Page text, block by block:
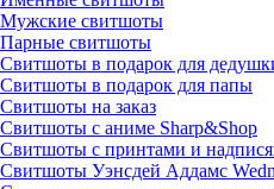
Мужские свитшоты
Парные свитшоты
Свитшоты в подарок для
Свитшоты в подарок для папы
Свитшоты на заказ
Свитшоты с аниме Sharp&Shop
Свитшоты с принтами и
Свитшоты Уэнсдей Аддамс